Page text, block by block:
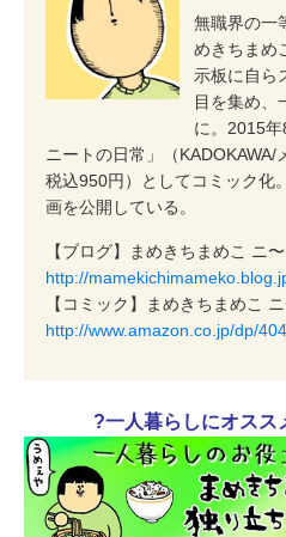
無職界の一
めきちまめ
示板に自ら
目を集め、
に。2015年
ニートの日常」（KADOKAWA/
税込950円）としてコミック化
画を公開している。
【ブログ】まめきちまめこ ニ
http://
【コミック】まめきちまめこ
http://www.amazon.co.jp/dp/
?一人暮らしにオスス